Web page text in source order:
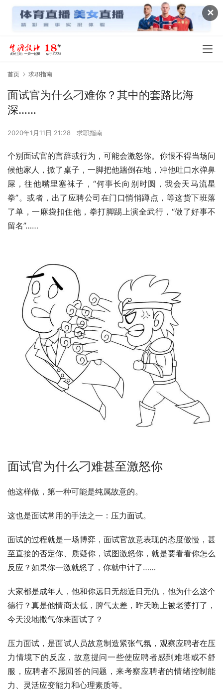
✕
首页 求职指南
面试官为什么刁难你？其中的套路比海
深……
2020年1月11日 21:28 求职指南
个别面试官的言辞或行为，可能会激怒你。你恨不得当场问
候他家人，掀了桌子，一脚把他踹倒在地，冲他吐口水弹鼻
屎，往他嘴里塞袜子，“何事长向别时圆，我会天马流星
拳”。或者，出了应聘公司在门口悄悄蹲点，等这货下班落
了单，一麻袋扣住他，拳打脚踢上演全武行，“做了好事不
留名”……
面试官为什么刁难甚至激怒你
他这样做，第一种可能是纯属故意的。
这也是面试常用的手法之一：压力面试。
面试的过程就是一场博弈，面试官故意表现的态度傲慢，甚
至直接的否定你、质疑你，试图激怒你，就是要看看你怎么
反应？如果你一激就怒了，你就中计了……
大家都是成年人，他和你远日无怨近日无仇，他为什么这个
德行？真是他情商太低，脾气太差，昨天晚上被老婆打了，
今天没地撒气你来面试了？
压力面试，是面试人员故意制造紧张气氛，观察应聘者在压
力情境下的反应，故意提问一些使应聘者感到难堪或不舒
服，应聘者不愿回答的问题，来考察应聘者的情绪控制能
力、灵活应变能力和心理素质等。